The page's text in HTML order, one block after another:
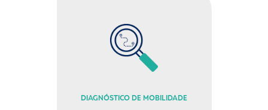
DIAGNÓSTICO DE MOBILIDADE